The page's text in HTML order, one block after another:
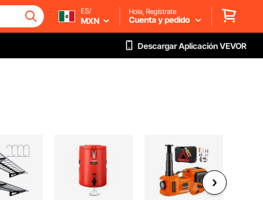
ES/
MXN
Hola, Regístrate
Cuenta y pedido
Descargar Aplicación VEVOR